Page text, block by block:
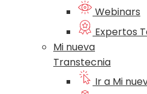
Webinars
Expertos
Mi nueva
Transtecnia
Ir a Mi